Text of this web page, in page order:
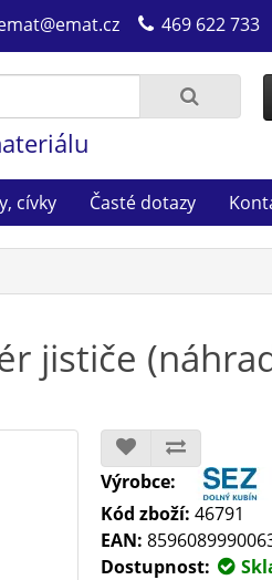
469 622 733
cívky Časté dotazy
jističe
Výrobce:
Kód zboží: 46791
EAN:
Dostupnost: